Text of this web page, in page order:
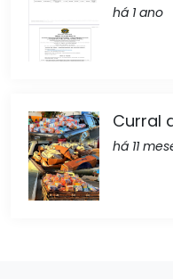
há 1 ano
Curral
há 11